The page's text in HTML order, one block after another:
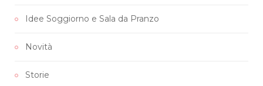
Idee Soggiorno e Sala da Pranzo
Novità
Storie